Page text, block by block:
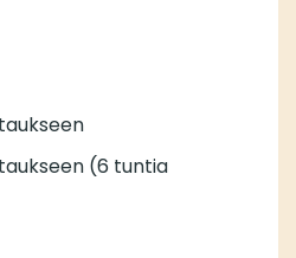
(6 tuntia